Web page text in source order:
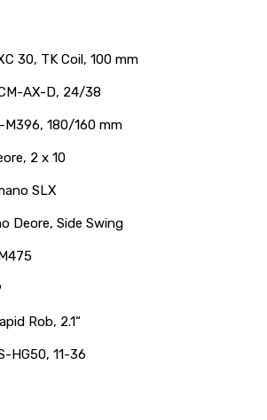
30, TK Coil, 100 mm
AX-D, 24/38
M396, 180/160 mm
2 x 10
SLX
Deore, Side Swing
Rob, 2.1“
HG50, 11-36